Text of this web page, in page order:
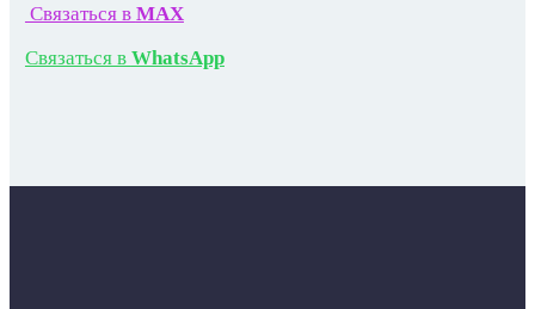
Связаться в MAX
Связаться в WhatsApp